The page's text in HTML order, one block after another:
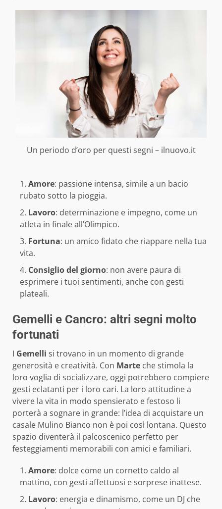
Un periodo d’oro per questi segni – ilnuovo.it
Amore: passione intensa, simile a un bacio
rubato sotto la pioggia.
Lavoro: determinazione e impegno, come un
atleta in finale all’Olimpico.
Fortuna: un amico fidato che riappare nella tua
vita.
Consiglio del giorno: non avere paura di
esprimere i tuoi sentimenti, anche con gesti
plateali.
Gemelli e Cancro: altri segni molto
fortunati
I Gemelli si trovano in un momento di grande
generosità e creatività. Con Marte che stimola la
loro voglia di socializzare, oggi potrebbero compiere
gesti eclatanti per i loro cari. La loro attitudine a
vivere la vita in modo spensierato e festoso li
porterà a sognare in grande: l’idea di acquistare un
casale Mulino Bianco non è poi così lontana. Questo
spazio diventerà il palcoscenico perfetto per
festeggiamenti memorabili con amici e familiari.
Amore: dolce come un cornetto caldo al
mattino, con gesti affettuosi e sorprese inattese.
Lavoro: energia e dinamismo, come un DJ che